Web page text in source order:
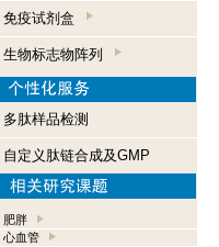
免疫试剂盒
生物标志物阵列
多肽样品检测
自定义肽链合成及GMP
肥胖
心血管